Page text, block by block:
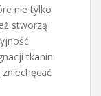
nie tylko
stworzą
tkanin